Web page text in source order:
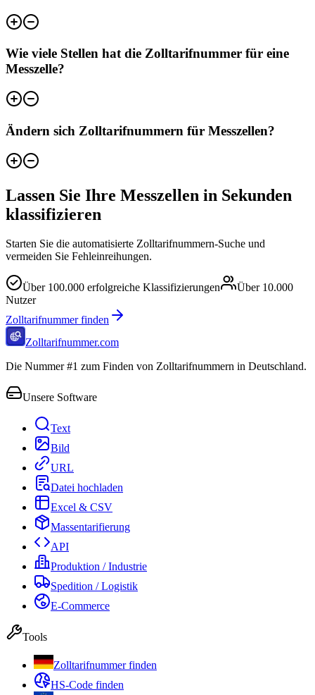
Wie viele Stellen hat die Zolltarifnummer für eine
Messzelle?
Ändern sich Zolltarifnummern für Messzellen?
Lassen Sie Ihre Messzellen in Sekunden
klassifizieren
Starten Sie die automatisierte Zolltarifnummern-Suche und
vermeiden Sie Fehleinreihungen.
Über 100.000 erfolgreiche Klassifizierungen Über 10.000
Nutzer
Zolltarifnummer finden
Zolltarifnummer.com
Die Nummer #1 zum Finden von Zolltarifnummern in Deutschland.
Unsere Software
Text
Bild
URL
Datei hochladen
Excel & CSV
Massentarifierung
API
Produktion / Industrie
Spedition / Logistik
E-Commerce
Tools
Zolltarifnummer finden
HS-Code finden